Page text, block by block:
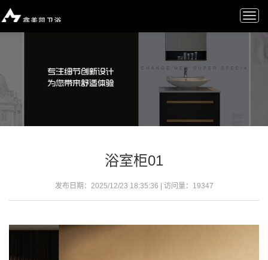
浴室柜01
发布日期：2025/12/23 18:35:36 | 访问量： 19347